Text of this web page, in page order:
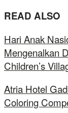
READ ALSO
Hari Anak
Mengenalkan
Children’s
Atria Hotel
Coloring